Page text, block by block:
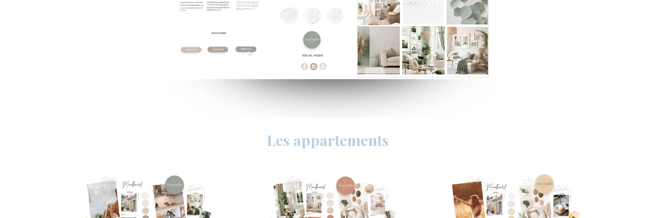
Les appartements